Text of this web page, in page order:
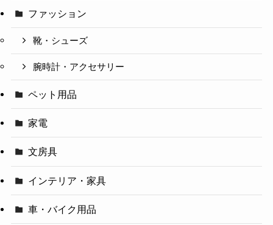
ファッション
靴・シューズ
腕時計・アクセサリー
ペット用品
家電
文房具
インテリア・家具
車・バイク用品